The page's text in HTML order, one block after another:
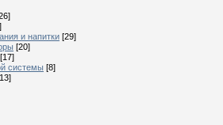
и напитки [29]
[20]
[17]
системы [8]